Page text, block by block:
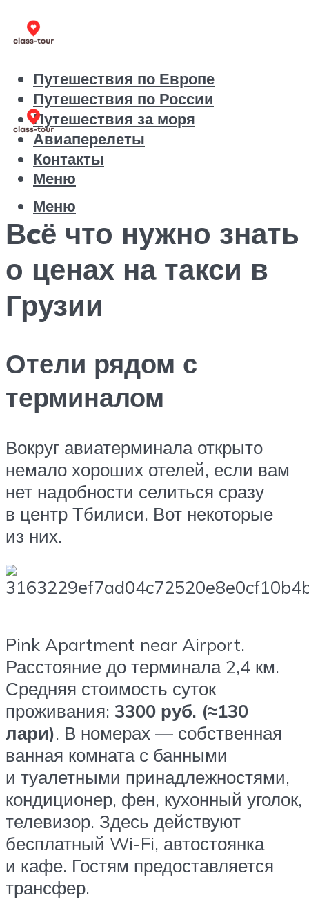
Путешествия по Европе
Путешествия по России
Путешествия за моря
Авиаперелеты
Контакты
Меню
Меню
Вcё что нужно знать
о ценах на такси в
Грузии
Отели рядом с
терминалом
Вокруг авиатерминала открыто
немало хороших отелей, если вам
нет надобности селиться сразу
в центр Тбилиси. Вот некоторые
из них.
Pink Apartment near Airport.
Расстояние до терминала 2,4 км.
Средняя стоимость суток
проживания: 3300 руб. (≈130
лари). В номерах — собственная
ванная комната с банными
и туалетными принадлежностями,
кондиционер, фен, кухонный уголок,
телевизор. Здесь действуют
бесплатный Wi-Fi, автостоянка
и кафе. Гостям предоставляется
трансфер.